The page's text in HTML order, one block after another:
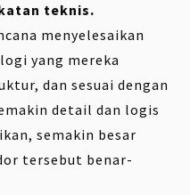
teknis.
menyelesaikan
yang mereka
dan sesuai dengan
detail dan logis
semakin besar
tersebut benar-